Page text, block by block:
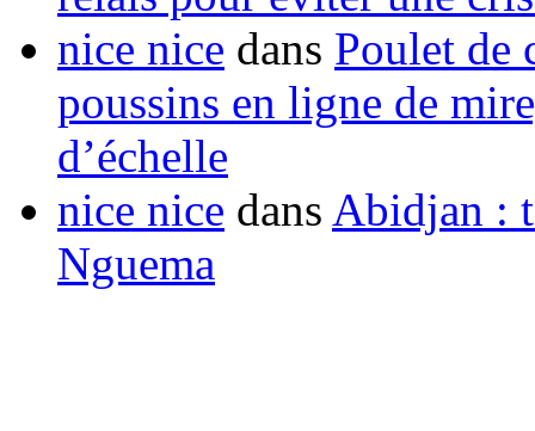
nice nice dans Poulet de
poussins en ligne de
d’échelle
nice nice dans Abidjan :
Nguema